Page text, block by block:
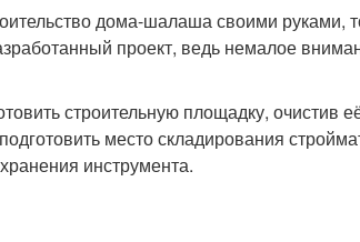
дома-шалаша своими руками,
проект, ведь немалое
строительную площадку, очистив
место складирования
инструмента.